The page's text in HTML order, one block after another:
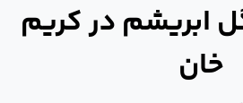
ابریشم در کریم
خان